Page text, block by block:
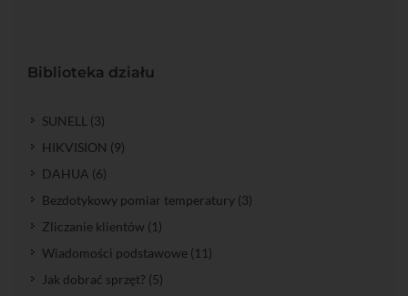
Biblioteka działu
SUNELL (3)
HIKVISION (9)
DAHUA (6)
Bezdotykowy pomiar temperatury (3)
Zliczanie klientów (1)
Wiadomości podstawowe (11)
Jak dobrać sprzęt? (5)